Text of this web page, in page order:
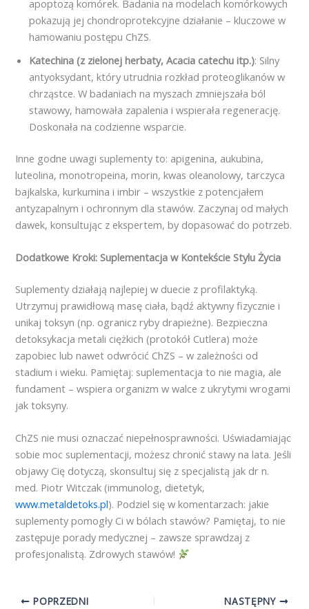
apoptozą komórek. Badania na modelach komórkowych
pokazują jej chondroprotekcyjne działanie – kluczowe w
hamowaniu postępu ChZS.
Katechina (z zielonej herbaty, Acacia catechu itp.): Silny
antyoksydant, który utrudnia rozkład proteoglikanów w
chrząstce. W badaniach na myszach zmniejszała ból
stawowy, hamowała zapalenia i wspierała regenerację.
Doskonała na codzienne wsparcie.
Inne godne uwagi suplementy to: apigenina, aukubina,
luteolina, monotropeina, morin, kwas oleanolowy, tarczyca
bajkalska, kurkumina i imbir – wszystkie z potencjałem
antyzapalnym i ochronnym dla stawów. Zaczynaj od małych
dawek, konsultując z ekspertem, by dopasować do potrzeb.
Dodatkowe Kroki: Suplementacja w Kontekście Stylu Życia
Suplementy działają najlepiej w duecie z profilaktyką.
Utrzymuj prawidłową masę ciała, bądź aktywny fizycznie i
unikaj toksyn (np. ogranicz ryby drapieżne). Bezpieczna
detoksykacja metali ciężkich (protokół Cutlera) może
zapobiec lub nawet odwrócić ChZS – w zależności od
stadium i wieku. Pamiętaj: suplementacja to nie magia, ale
fundament – wspiera organizm w walce z ukrytymi wrogami
jak toksyny.
ChZS nie musi oznaczać niepełnosprawności. Uświadamiając
sobie moc suplementacji, możesz chronić stawy na lata. Jeśli
objawy Cię dotyczą, skonsultuj się z specjalistą jak dr n.
med. Piotr Witczak (immunolog, dietetyk,
www.metaldetoks.pl). Podziel się w komentarzach: jakie
suplementy pomogły Ci w bólach stawów? Pamiętaj, to nie
zastępuje porady medycznej – zawsze sprawdzaj z
profesjonalistą. Zdrowych stawów!
POPRZEDNI NASTĘPNY